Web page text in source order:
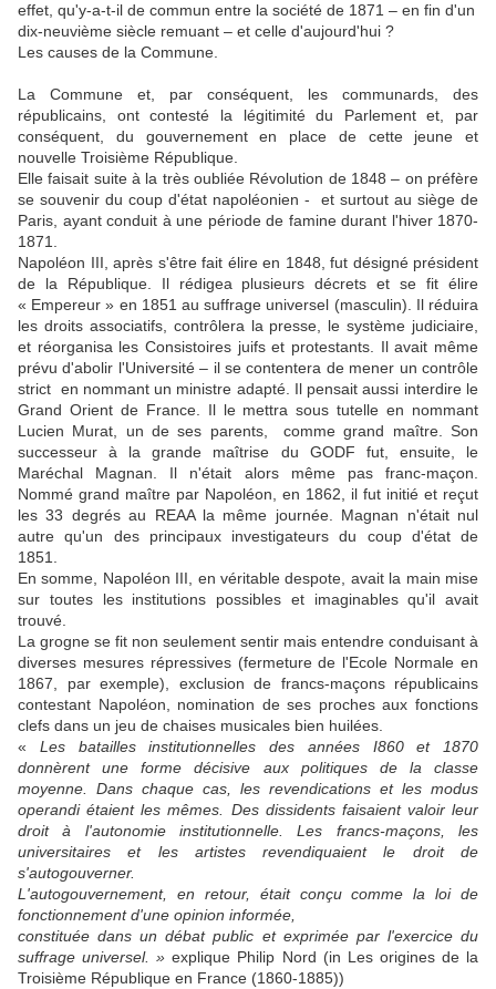
effet, qu'y-a-t-il de commun entre la société de 1871 – en fin d'un
dix-neuvième siècle remuant – et celle d'aujourd'hui ?
Les causes de la Commune.
La Commune et, par conséquent, les communards, des
républicains, ont contesté la légitimité du Parlement et, par
conséquent, du gouvernement en place de cette jeune et
nouvelle Troisième République.
Elle faisait suite à la très oubliée Révolution de 1848 – on préfère
se souvenir du coup d'état napoléonien - et surtout au siège de
Paris, ayant conduit à une période de famine durant l'hiver 1870-
1871.
Napoléon III, après s'être fait élire en 1848, fut désigné président
de la République. Il rédigea plusieurs décrets et se fit élire
« Empereur » en 1851 au suffrage universel (masculin). Il réduira
les droits associatifs, contrôlera la presse, le système judiciaire,
et réorganisa les Consistoires juifs et protestants. Il avait même
prévu d'abolir l'Université – il se contentera de mener un contrôle
strict en nommant un ministre adapté. Il pensait aussi interdire le
Grand Orient de France. Il le mettra sous tutelle en nommant
Lucien Murat, un de ses parents, comme grand maître. Son
successeur à la grande maîtrise du GODF fut, ensuite, le
Maréchal Magnan. Il n'était alors même pas franc-maçon.
Nommé grand maître par Napoléon, en 1862, il fut initié et reçut
les 33 degrés au REAA la même journée. Magnan n'était nul
autre qu'un des principaux investigateurs du coup d'état de
1851.
En somme, Napoléon III, en véritable despote, avait la main mise
sur toutes les institutions possibles et imaginables qu'il avait
trouvé.
La grogne se fit non seulement sentir mais entendre conduisant à
diverses mesures répressives (fermeture de l'Ecole Normale en
1867, par exemple), exclusion de francs-maçons républicains
contestant Napoléon, nomination de ses proches aux fonctions
clefs dans un jeu de chaises musicales bien huilées.
« Les batailles institutionnelles des années I860 et 1870
donnèrent une forme décisive aux politiques de la classe
moyenne. Dans chaque cas, les revendications et les modus
operandi étaient les mêmes. Des dissidents faisaient valoir leur
droit à l'autonomie institutionnelle. Les francs-maçons, les
universitaires et les artistes revendiquaient le droit de
s'autogouverner.
L'autogouvernement, en retour, était conçu comme la loi de
fonctionnement d'une opinion informée,
constituée dans un débat public et exprimée par l'exercice du
suffrage universel. » explique Philip Nord (in Les origines de la
Troisième République en France (1860-1885))